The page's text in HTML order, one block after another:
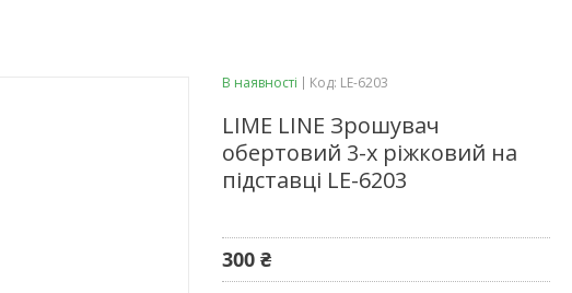
В наявності Код: LE-6203
LIME LINE Зрошувач
обертовий 3-х ріжковий на
підставці LE-6203
300 ₴